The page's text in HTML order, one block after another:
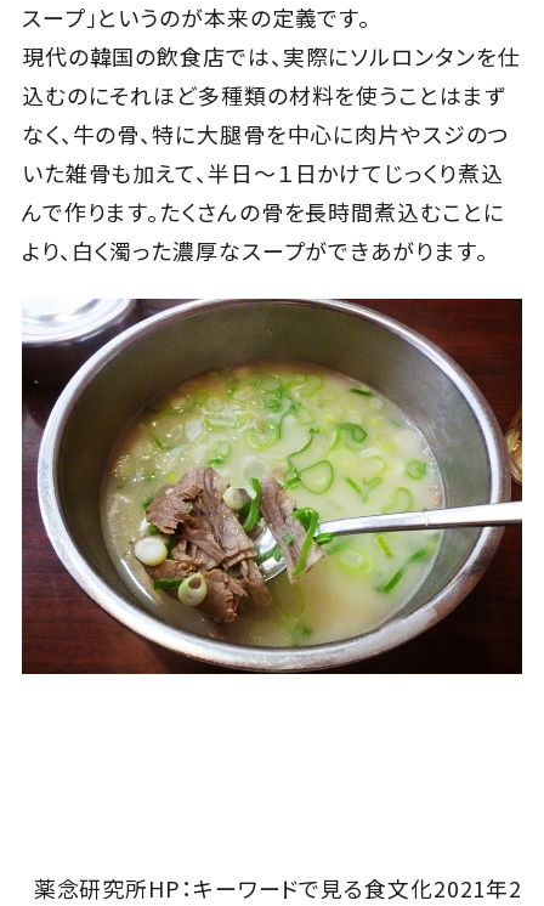
スープ」というのが本来の定義です。
現代の韓国の飲食店では、実際にソルロンタンを仕
込むのにそれほど多種類の材料を使うことはまず
なく、牛の骨、特に大腿骨を中心に肉片やスジのつ
いた雑骨も加えて、半日～１日かけてじっくり煮込
んで作ります。たくさんの骨を長時間煮込むことに
より、白く濁った濃厚なスープができあがります。
薬念研究所HP：キーワードで見る食文化2021年2